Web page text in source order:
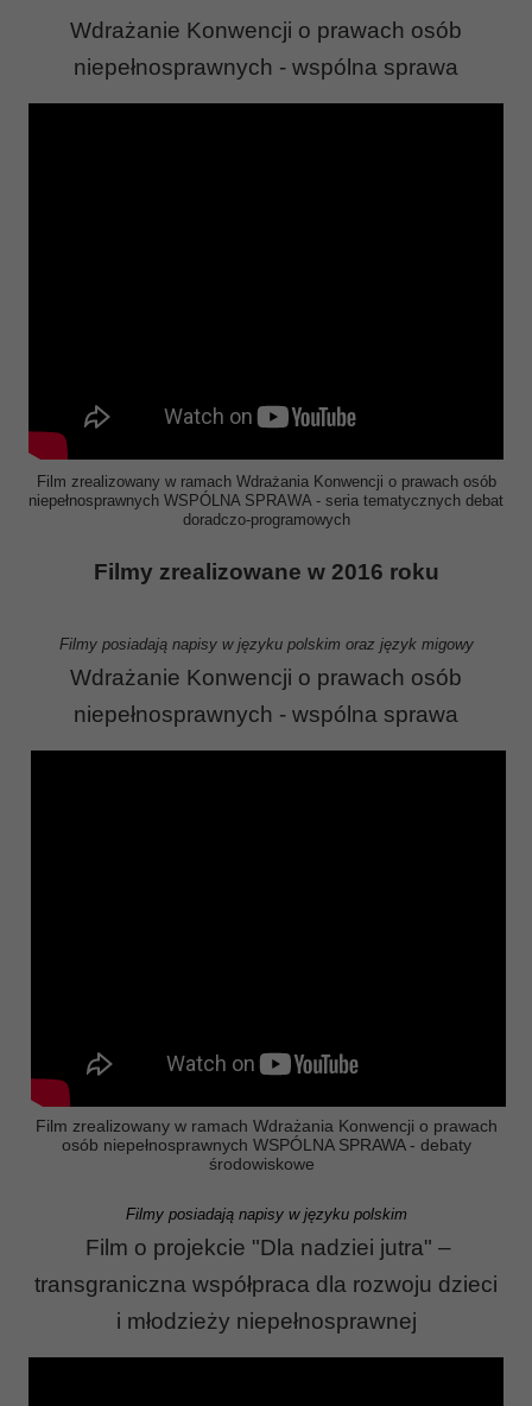
Wdrażanie Konwencji o prawach osób
niepełnosprawnych - wspólna sprawa
Film zrealizowany w ramach Wdrażania Konwencji o prawach osób
niepełnosprawnych WSPÓLNA SPRAWA - seria tematycznych debat
doradczo-programowych
Filmy zrealizowane w 2016 roku
Filmy posiadają napisy w języku polskim oraz język migowy
Wdrażanie Konwencji o prawach osób
niepełnosprawnych - wspólna sprawa
Film zrealizowany w ramach Wdrażania Konwencji o prawach
osób niepełnosprawnych WSPÓLNA SPRAWA - debaty
środowiskowe
Filmy posiadają napisy w języku polskim
Film o projekcie "Dla nadziei jutra" –
transgraniczna współpraca dla rozwoju dzieci
i młodzieży niepełnosprawnej